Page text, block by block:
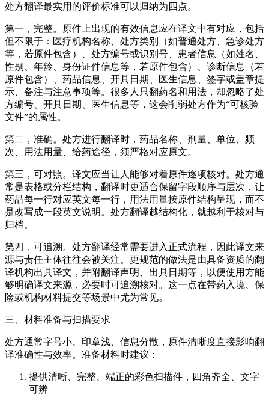
处方翻译最实用的评价标准可以归纳为四点。
第一，完整。原件上出现的有效信息应在译文中有对应，包括
但不限于：医疗机构名称、处方类别（如普通处方、急诊处方
等，若原件包含）、处方编号或识别号、患者信息（如姓名、
性别、年龄、身份证件信息等，若原件包含）、诊断信息（若
原件包含）、药品信息、开具日期、医生信息、签字或盖章提
示、备注与注意事项等。很多人只翻药名和用法，却忽略了处
方编号、开具日期、医生信息等，这会削弱处方作为“可核验
文件”的属性。
第二，准确。处方进行翻译时，药品名称、剂量、单位、频
次、用法用量、给药途径，须严格对应原文。
第三，可对照。译文应当让人能够对着原件逐项核对。处方通
常是表格或分栏结构，翻译时更适合保留字段顺序与层次，让
药品每一行对应英文每一行，用法用量按原件结构呈现，而不
是改写成一段英文说明。处方翻译越结构化，就越利于核对与
归档。
第四，可追溯。处方翻译经常需要进入正式流程，因此译文来
源与责任主体往往会被关注。更规范的做法是由具备资质的翻
译机构出具译文，并附翻译声明、出具日期等，以便使用方能
够明确译文来源，必要时可追溯核对。这一点在带药入境、保
险或机构材料提交等场景中尤为常见。
三、材料准备与扫描要求
处方通常字号小、印章浅、信息分散，原件清晰度直接影响翻
译准确性与效率。准备材料时建议：
提供清晰、完整、端正的彩色扫描件，四角齐全、文字
可辨